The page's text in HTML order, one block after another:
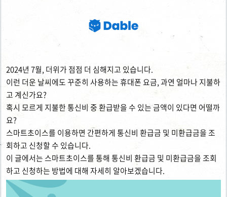
2024년 7월, 더위가 점점 더 심해지고 있습니다.
이런 더운 날씨에도 꾸준히 사용하는 휴대폰 요금, 과연 얼마나 지불하
고 계신가요?
혹시 모르게 지불한 통신비 중 환급받을 수 있는 금액이 있다면 어떨까
요?
스마트초이스를 이용하면 간편하게 통신비 환급금 및 미환급금을 조
회하고 신청할 수 있습니다.
이 글에서는 스마트초이스를 통해 통신비 환급금 및 미환급금을 조회
하고 신청하는 방법에 대해 자세히 알아보겠습니다.